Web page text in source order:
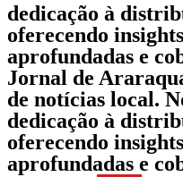
dedicação à
oferecendo
aprofundadas e
Jornal de
de notícias local.
dedicação à
oferecendo
aprofundadas e